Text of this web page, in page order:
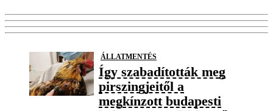
ÁLLATMENTÉS
Így szabadították meg
pirszingjeitől a
megkínzott budapesti